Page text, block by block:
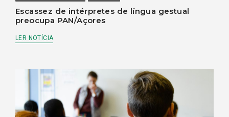
Escassez de intérpretes de língua gestual
preocupa PAN/Açores
LER NOTÍCIA